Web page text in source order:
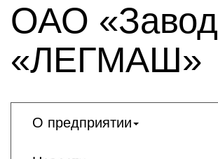
ОАО «Завод
«ЛЕГМАШ»
О предприятии